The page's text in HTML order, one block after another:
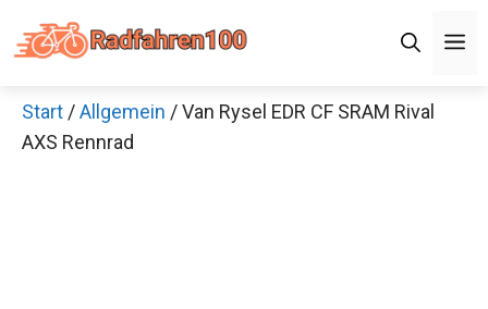
Inhalt
Start /Allgemein / Van Rysel EDR CF SRAM Rival
AXS Rennrad